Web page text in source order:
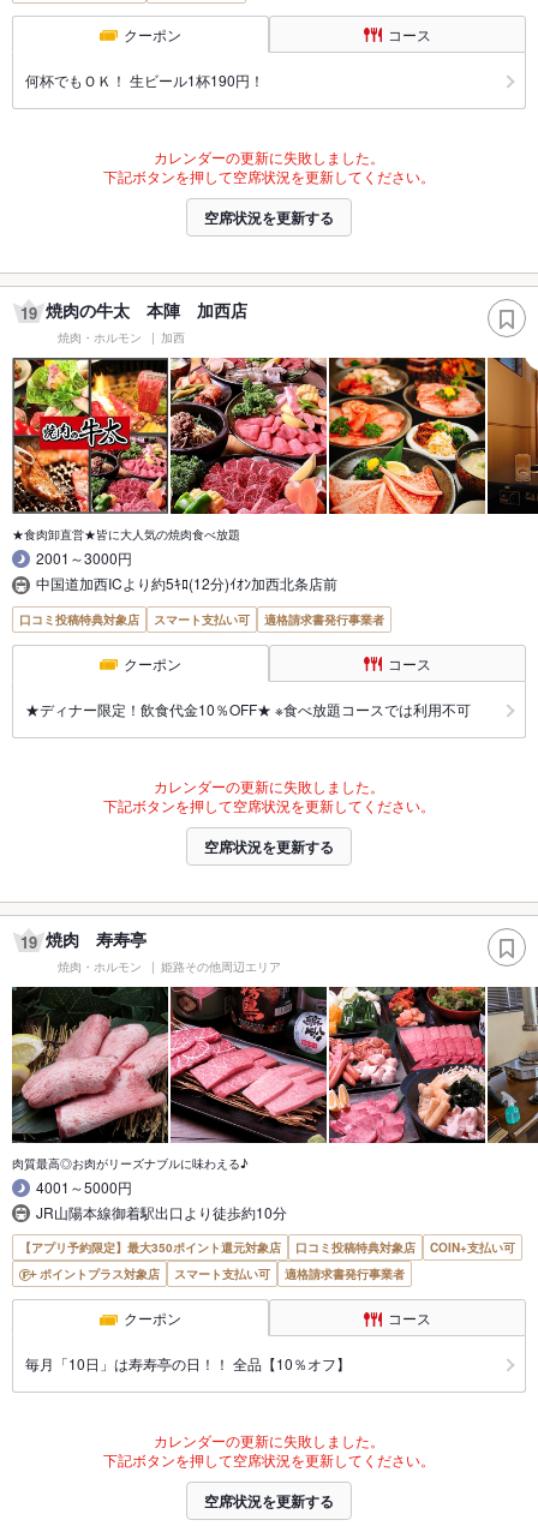
クーポン コース
何杯でもＯＫ！ 生ビール1杯190円！
カレンダーの更新に失敗しました。
下記ボタンを押して空席状況を更新してください。
空席状況を更新する
19 焼肉の牛太 本陣 加西店
焼肉・ホルモン 加西
★食肉卸直営★皆に大人気の焼肉食べ放題
2001～3000円
中国道加西ICより約5ｷﾛ(12分)ｲｵﾝ加西北条店前
口コミ投稿特典対象店 スマート支払い可 適格請求書発行事業者
クーポン コース
★ディナー限定！飲食代金10％OFF★ ※食べ放題コースでは利用不可
カレンダーの更新に失敗しました。
下記ボタンを押して空席状況を更新してください。
空席状況を更新する
19 焼肉 寿寿亭
焼肉・ホルモン 姫路その他周辺エリア
肉質最高◎お肉がリーズナブルに味わえる♪
4001～5000円
JR山陽本線御着駅出口より徒歩約10分
【アプリ予約限定】最大350ポイント還元対象店 口コミ投稿特典対象店
COIN+支払い可
ポイントプラス対象店
スマート支払い可 適格請求書発行事業者
クーポン コース
毎月「10日」は寿寿亭の日！！ 全品【10％オフ】
カレンダーの更新に失敗しました。
下記ボタンを押して空席状況を更新してください。
空席状況を更新する